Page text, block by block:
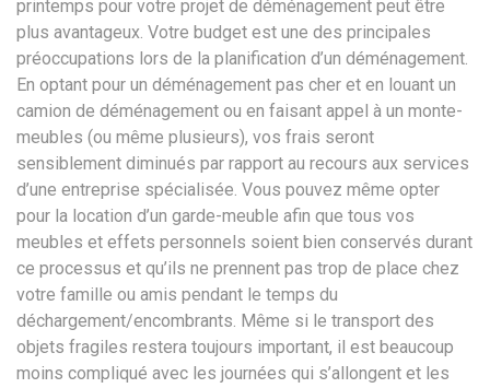
printemps pour votre projet de déménagement peut être
plus avantageux. Votre budget est une des principales
préoccupations lors de la planification d’un déménagement.
En optant pour un déménagement pas cher et en louant un
camion de déménagement ou en faisant appel à un monte-
meubles (ou même plusieurs), vos frais seront
sensiblement diminués par rapport au recours aux services
d’une entreprise spécialisée. Vous pouvez même opter
pour la location d’un garde-meuble afin que tous vos
meubles et effets personnels soient bien conservés durant
ce processus et qu’ils ne prennent pas trop de place chez
votre famille ou amis pendant le temps du
déchargement/encombrants. Même si le transport des
objets fragiles restera toujours important, il est beaucoup
moins compliqué avec les journées qui s’allongent et les